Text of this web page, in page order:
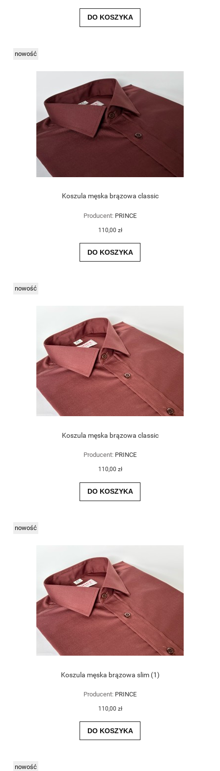
DO KOSZYKA
Koszula męska brązowa classic
Producent: PRINCE
110,00 zł
DO KOSZYKA
nowość
Koszula męska brązowa classic
Producent: PRINCE
110,00 zł
DO KOSZYKA
nowość
Koszula męska brązowa slim (1)
Producent: PRINCE
110,00 zł
DO KOSZYKA
nowość
nowość